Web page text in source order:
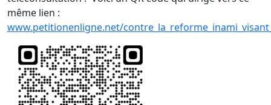
même lien :
www.petitionenligne.net/